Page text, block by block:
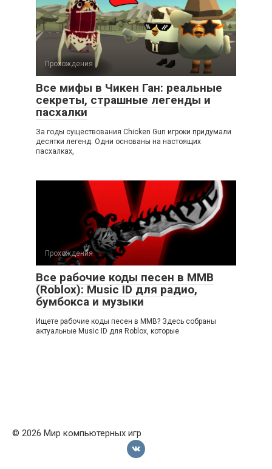
Прохождения
Все мифы в Чикен Ган: реальные
секреты, страшные легенды и
пасхалки
За годы существования Chicken Gun игроки придумали
десятки легенд. Одни основаны на настоящих
пасхалках,
Прохождения
Все рабочие коды песен в ММВ
(Roblox): Music ID для радио,
бумбокса и музыки
Ищете рабочие коды песен в ММВ? Здесь собраны
актуальные Music ID для Roblox, которые
© 2026 Мир компьютерных игр